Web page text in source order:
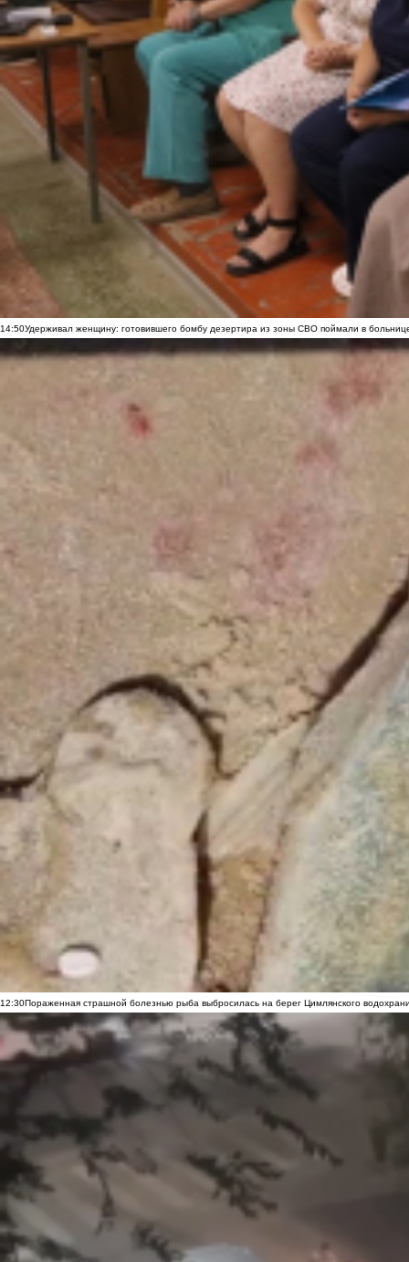
14:50Удерживал женщину: готовившего бомбу дезертира из зоны СВО поймали в
12:30Пораженная страшной болезнью рыба выбросилась на берег Цимлянского